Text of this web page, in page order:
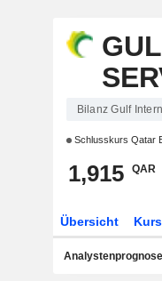
Bilanz Gulf
Schlusskurs Qatar
1,915 QAR
Übersicht